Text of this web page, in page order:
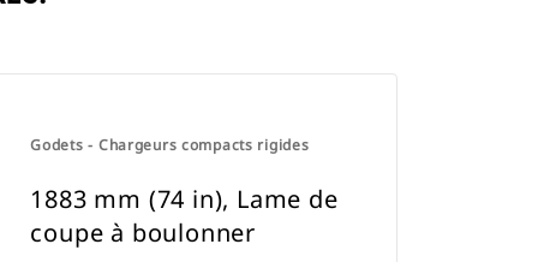
Godets - Chargeurs compacts rigides
1883 mm (74 in), Lame de
coupe à boulonner